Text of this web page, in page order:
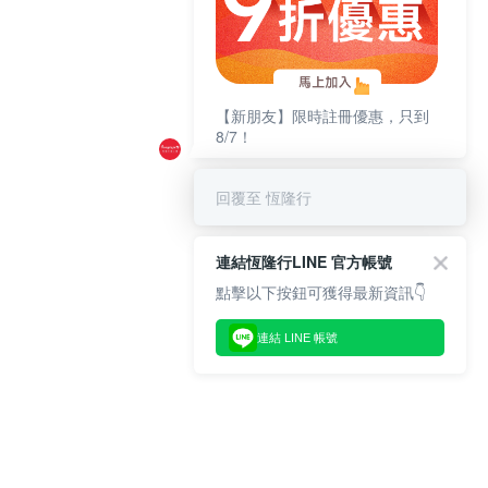
【新朋友】限時註冊優惠，只到
8/7！
回覆至 恆隆行
連結恆隆行LINE 官方帳號
點擊以下按鈕可獲得最新資訊👇
連結 LINE 帳號